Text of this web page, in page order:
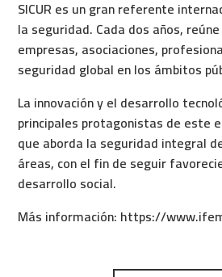
SICUR es un gran referente
la seguridad. Cada dos años,
empresas, asociaciones,
seguridad global en los ámbitos
La innovación y el desarrollo
principales protagonistas de este
que aborda la seguridad integral
áreas, con el fin de seguir
desarrollo social.
Más información: https://